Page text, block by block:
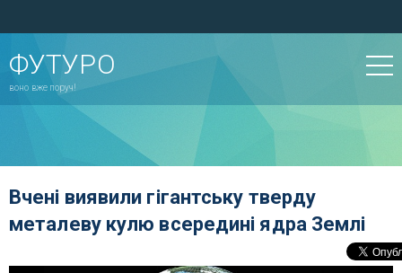
ФУТУРО
воно вже поруч!
Вчені виявили гігантську тверду
металеву кулю всередині ядра Землі